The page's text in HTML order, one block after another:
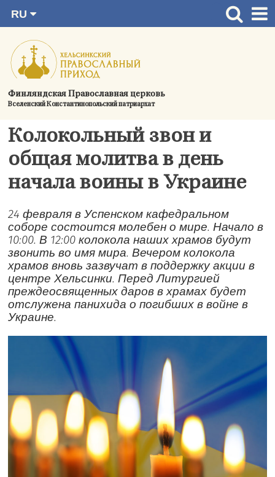
содержимому
Финляндская Православная церковь
Вселенский Константинопольский патриархат
RU
SV
EN
UA
Главная страница
Актуальное
Україна
О приходе
Контактная информация
Колокольный звон и
общая молитва в день
начала воины в Украине
24 февраля в Успенском кафедральном
соборе состоится молебен о мире. Начало в
10:00. В 12:00 колокола наших храмов будут
звонить во имя мира. Вечером колокола
храмов вновь зазвучат в поддержку акции в
центре Хельсинки. Перед Литургией
преждеосвященных даров в храмах будет
отслужена панихида о погибших в войне в
Украине.